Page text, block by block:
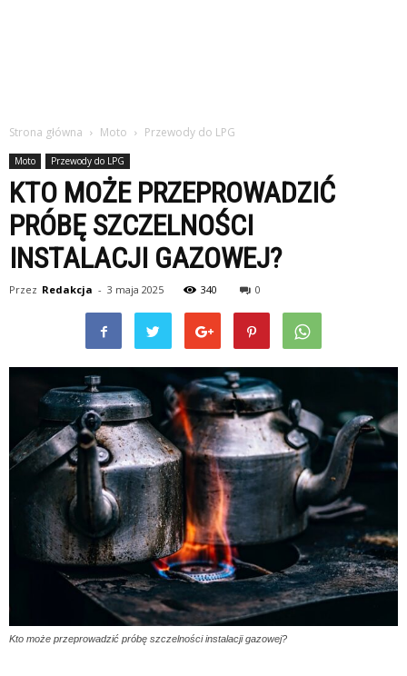
Strona główna Moto Przewody do LPG
Moto Przewody do LPG
KTO MOŻE PRZEPROWADZIĆ
PRÓBĘ SZCZELNOŚCI
INSTALACJI GAZOWEJ?
Przez Redakcja - 3 maja 2025 340 0
Kto może przeprowadzić próbę szczelności instalacji gazowej?